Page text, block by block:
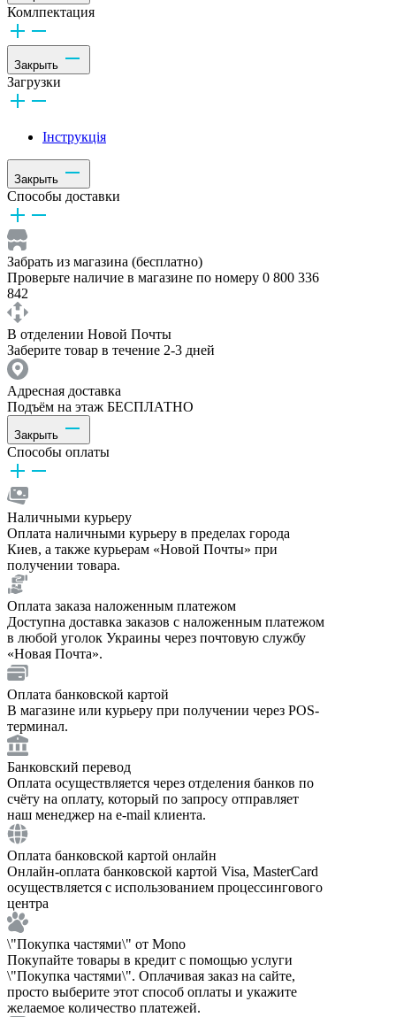
Комлпектация
Закрыть
Загрузки
Інструкція
Закрыть
Способы доставки
Забрать из магазина (бесплатно)
Проверьте наличие в магазине по номеру 0 800 336
842
В отделении Новой Почты
Заберите товар в течение 2-3 дней
Адресная доставка
Подъём на этаж БЕСПЛАТНО
Закрыть
Способы оплаты
Наличными курьеру
Оплата наличными курьеру в пределах города
Киев, а также курьерам «Новой Почты» при
получении товара.
Оплата заказа наложенным платежом
Доступна доставка заказов с наложенным платежом
в любой уголок Украины через почтовую службу
«Новая Почта».
Оплата банковской картой
В магазине или курьеру при получении через POS-
терминал.
Банковский перевод
Оплата осуществляется через отделения банков по
счёту на оплату, который по запросу отправляет
наш менеджер на e-mail клиента.
Оплата банковской картой онлайн
Онлайн-оплата банковской картой Visa, MasterCard
осуществляется с использованием процессингового
центра
\"Покупка частями\" от Mono
Покупайте товары в кредит с помощью услуги
\"Покупка частями\". Оплачивая заказ на сайте,
просто выберите этот способ оплаты и укажите
желаемое количество платежей.